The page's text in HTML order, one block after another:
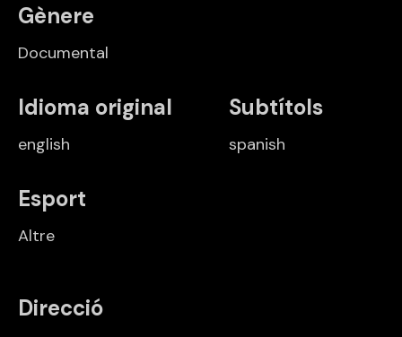
Gènere
Documental
Idioma original
english
Subtítols
spanish
Esport
Altre
Direcció